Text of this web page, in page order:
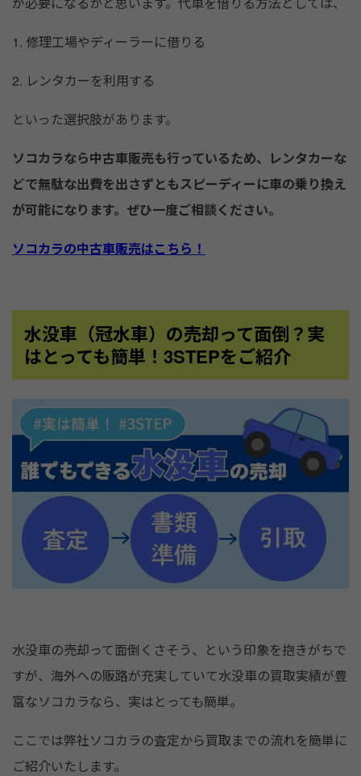
1. 修理工場やディーラーに借りる
2. レンタカーを利用する
といった選択肢があります。
ソコカラなら中古車販売も行っているため、レンタカーな
どで無駄な出費を出さずともスピーディーに車の乗り換え
が可能になります。ぜひ一度ご相談ください。
ソコカラの中古車販売はこちら！
水没車（冠水車）の売却って面倒？実
はとっても簡単！3STEPをご紹介
水没車の売却って面倒くさそう、という印象を抱きがちで
すが、海外への販路が充実していて水没車の買取実績が豊
富なソコカラなら、実はとっても簡単。
ここでは弊社ソコカラの査定から買取までの流れを簡単に
ご紹介いたします。